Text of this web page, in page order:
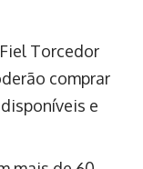
Torcedor
comprar
e